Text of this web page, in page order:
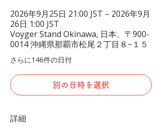
2026年9月25日 21:00 JST – 2026年9月
26日 1:00 JST
Voyger Stand Okinawa, 日本、〒900-
0014 沖縄県那覇市松尾２丁目８−１５
さらに146件の日付
別の日時を選択
詳細